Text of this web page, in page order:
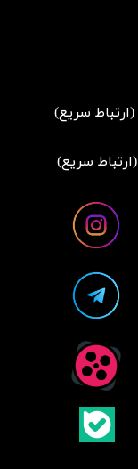
(ارتباط سریع)
(ارتباط سریع)